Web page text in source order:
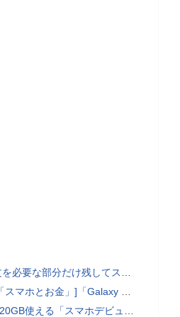
残してスッキリ返信するiPhoneメールの便利技：iPhone Tips
Z Fold7／Flip7」発表、注目したいソフトバンクの価格攻勢
デビュープラン U15」ドコモが提供、ahamoも割引になる親子割も